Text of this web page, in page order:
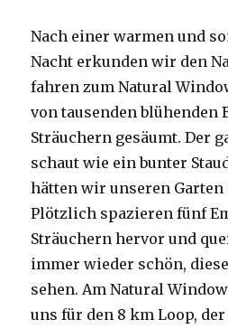
Nach einer warmen und
Nacht erkunden wir den
fahren zum Natural
von tausenden blühenden
Sträuchern gesäumt. Der
schaut wie ein bunter
hätten wir unseren Garten
Plötzlich spazieren fünf
Sträuchern hervor und
immer wieder schön,
sehen. Am Natural
uns für den 8 km Loop,